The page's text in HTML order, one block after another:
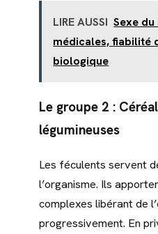
LIRE AUSSI Sexe
médicales, fiabilité
biologique
Le groupe 2 :
légumineuses
Les féculents servent
l’organisme. Ils
complexes libérant de
progressivement. En